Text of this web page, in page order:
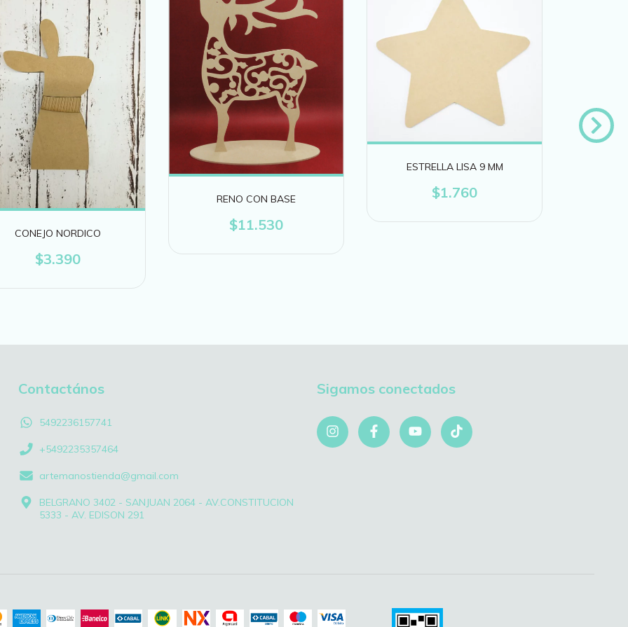
CONEJO NORDICO
$3.390
RENO CON BASE
$11.530
ESTRELLA LISA 9 MM
$1.760
Contactános
5492236157741
+5492235357464
artemanostienda@gmail.com
BELGRANO 3402 - SANJUAN 2064 - AV.CONSTITUCION
5333 - AV. EDISON 291
Sigamos conectados